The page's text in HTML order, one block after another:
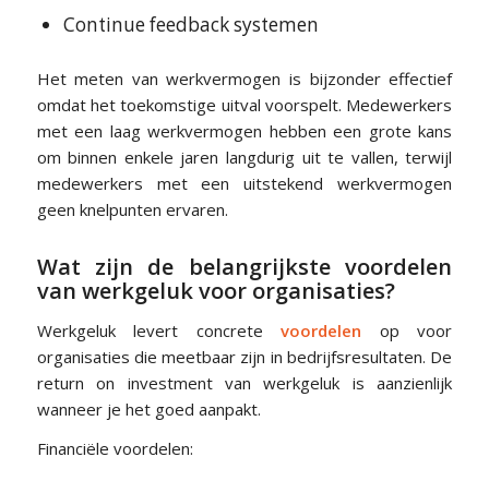
Continue feedback systemen
Het meten van werkvermogen is bijzonder effectief
omdat het toekomstige uitval voorspelt. Medewerkers
met een laag werkvermogen hebben een grote kans
om binnen enkele jaren langdurig uit te vallen, terwijl
medewerkers met een uitstekend werkvermogen
geen knelpunten ervaren.
Wat zijn de belangrijkste voordelen
van werkgeluk voor organisaties?
Werkgeluk levert concretevoordelen op voor
organisaties die meetbaar zijn in bedrijfsresultaten. De
return on investment van werkgeluk is aanzienlijk
wanneer je het goed aanpakt.
Financiële voordelen: